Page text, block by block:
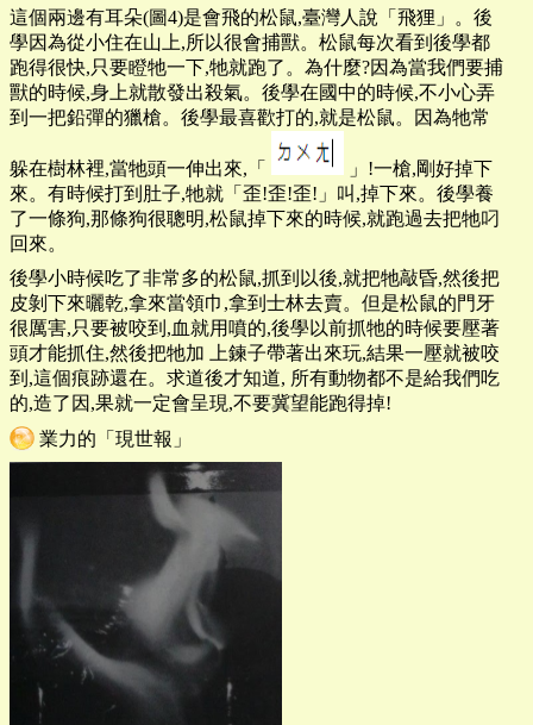
這個兩邊有耳朵(圖4)是會飛的松鼠,臺灣人說「飛狸」。後
學因為從小住在山上,所以很會捕獸。松鼠每次看到後學都
跑得很快,只要瞪牠一下,牠就跑了。為什麼?因為當我們要捕
獸的時候,身上就散發出殺氣。後學在國中的時候,不小心弄
到一把鉛彈的獵槍。後學最喜歡打的,就是松鼠。因為牠常
躲在樹林裡,當牠頭一伸出來,「
」!一槍,剛好掉下
來。有時候打到肚子,牠就「歪!歪!歪!」叫,掉下來。後學養
了一條狗,那條狗很聰明,松鼠掉下來的時候,就跑過去把牠叼
回來。
後學小時候吃了非常多的松鼠,抓到以後,就把牠敲昏,然後把
皮剝下來曬乾,拿來當領巾,拿到士林去賣。但是松鼠的門牙
很厲害,只要被咬到,血就用噴的,後學以前抓牠的時候要壓著
頭才能抓住,然後把牠加 上鍊子帶著出來玩,結果一壓就被咬
到,這個痕跡還在。求道後才知道, 所有動物都不是給我們吃
的,造了因,果就一定會呈現,不要冀望能跑得掉!
業力的「現世報」